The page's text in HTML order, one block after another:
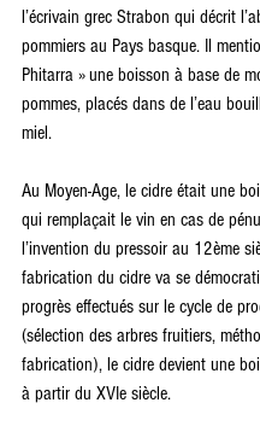
l’écrivain grec Strabon qui décrit
pommiers au Pays basque. Il
Phitarra » une boisson à base de
pommes, placés dans de l’eau
miel.
Au Moyen-Age, le cidre était une
qui remplaçait le vin en cas de
l’invention du pressoir au 12ème
fabrication du cidre va se
progrès effectués sur le cycle de
(sélection des arbres fruitiers,
fabrication), le cidre devient une
à partir du XVIe siècle.